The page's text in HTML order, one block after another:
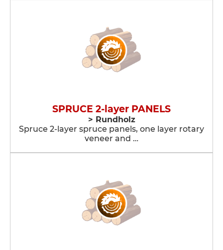
SPRUCE 2-layer PANELS
> Rundholz
Spruce 2-layer spruce panels, one layer rotary
veneer and …